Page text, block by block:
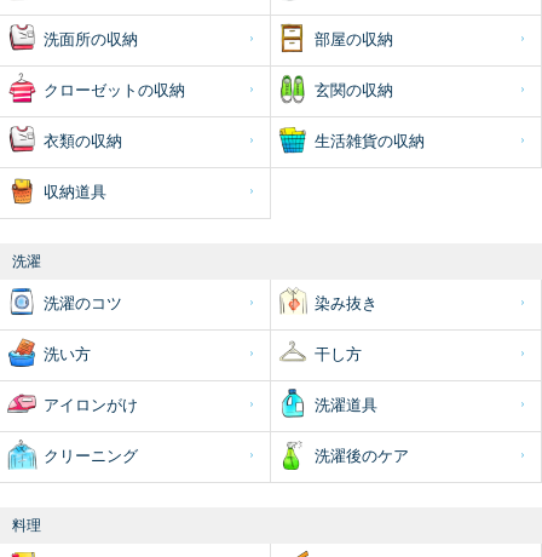
洗面所の収納 部屋の収納
クローゼットの収納 玄関の収納
衣類の収納 生活雑貨の収納
収納道具
洗濯
洗濯のコツ 染み抜き
洗い方 干し方
アイロンがけ 洗濯道具
クリーニング 洗濯後のケア
料理